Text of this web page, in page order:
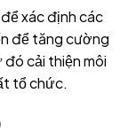
xác định các
để tăng cường
đó cải thiện môi
tổ chức.